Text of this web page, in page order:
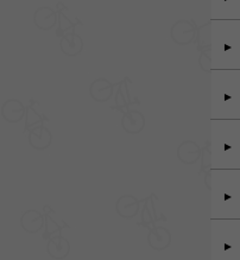
►
►
►
►
►